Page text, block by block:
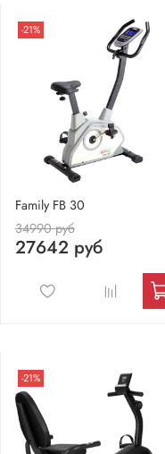
-21%
Family FB 30
34990 руб
27642 руб
-21%